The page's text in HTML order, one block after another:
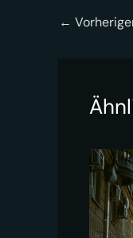
←